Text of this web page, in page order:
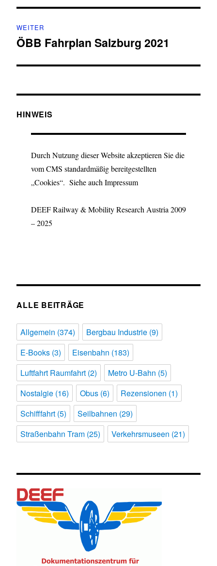
WEITER
Nächster
ÖBB Fahrplan Salzburg 2021
HINWEIS
Durch Nutzung dieser Website akzeptieren Sie die
vom CMS standardmäßig bereitgestellten
„Cookies“. Siehe auch Impressum
DEEF Railway & Mobility Research Austria 2009
– 2025
ALLE BEITRÄGE
Allgemein (374) Bergbau Industrie (9)
E-Books (3) Eisenbahn (183)
Luftfahrt Raumfahrt (2) Metro U-Bahn (5)
Nostalgie (16) Obus (6) Rezensionen (1)
Schifffahrt (5) Seilbahnen (29)
Straßenbahn Tram (25) Verkehrsmuseen (21)